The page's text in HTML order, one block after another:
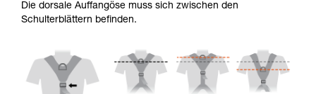
Die dorsale Auffangöse muss sich zwischen den
Schulterblättern befinden.